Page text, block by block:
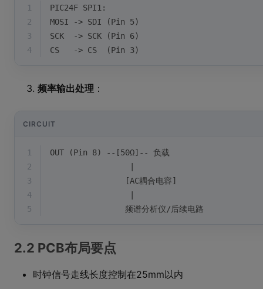
1
PIC24F SPI1:
2
MOSI -> SDI (Pin 5)
3
SCK  -> SCK (Pin 6)
4
CS   -> CS  (Pin 3)
频率输出处理 ：
CIRCUIT
1
OUT (Pin 8) --[50Ω]-- 负载
2
3
                [AC耦合电容]
4
5
                频谱分析仪/后续电路
2.2 PCB布局要点
时钟信号走线长度控制在25mm以内